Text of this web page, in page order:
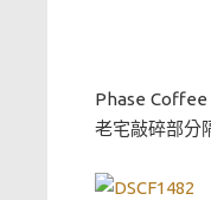
Phase
老宅敲碎部分